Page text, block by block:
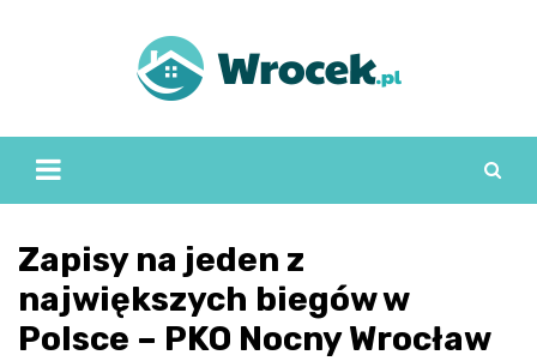
Zapisy na jeden z
największych biegów w
Polsce – PKO Nocny Wrocław